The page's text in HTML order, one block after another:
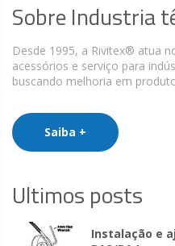
Sobre Industria
Desde 1995, a Rivitex® atua
acessórios e serviço para
buscando melhoria em
Saiba +
Ultimos posts
Instalação e